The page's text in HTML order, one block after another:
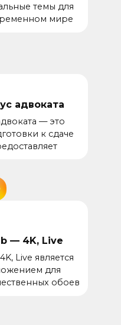
темы для
мире
адвоката
— это
к сдаче
— 4K, Live
Live является
для
обоев